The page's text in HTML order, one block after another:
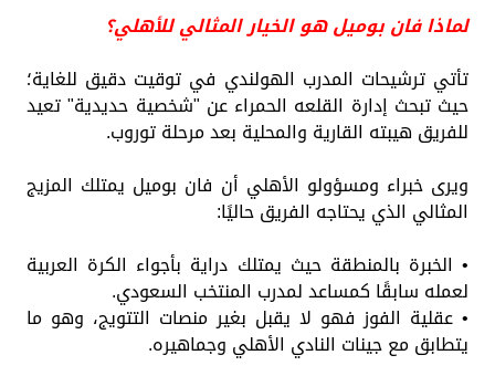
لماذا فان بوميل هو الخيار المثالي للأهلي؟
تأتي ترشيحات المدرب الهولندي في توقيت دقيق للغاية؛
حيث تبحث إدارة القلعه الحمراء عن "شخصية حديدية" تعيد
للفريق هيبته القارية والمحلية بعد مرحلة توروب.
ويرى خبراء ومسؤولو الأهلي أن فان بوميل يمتلك المزيج
المثالي الذي يحتاجه الفريق حاليًا:
• الخبرة بالمنطقة حيث يمتلك دراية بأجواء الكرة العربية
لعمله سابقًا كمساعد لمدرب المنتخب السعودي.
• عقلية الفوز فهو لا يقبل بغير منصات التتويج، وهو ما
يتطابق مع جينات النادي الأهلي وجماهيره.